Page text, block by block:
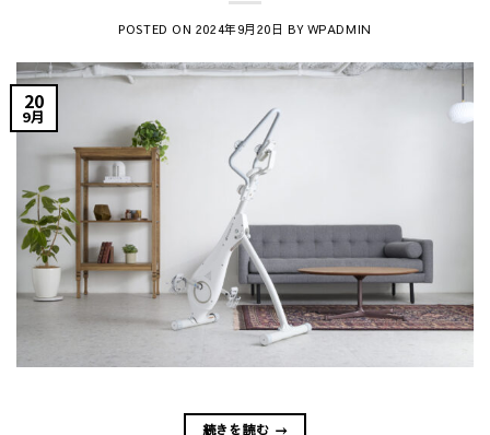
POSTED ON 2024年9月20日 BY WPADMIN
20
9月
続きを読む →